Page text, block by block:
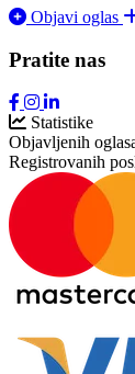
Objavi oglas
Pratite nas
Statistike
Objavljenih
Registrovanih